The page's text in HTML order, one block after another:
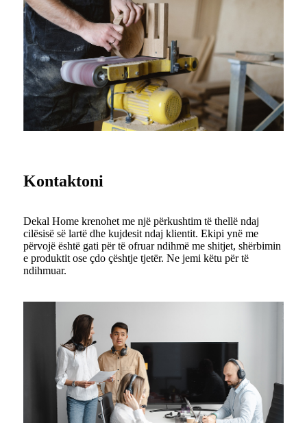
Kontaktoni
Dekal Home krenohet me një përkushtim të thellë ndaj
cilësisë së lartë dhe kujdesit ndaj klientit. Ekipi ynë me
përvojë është gati për të ofruar ndihmë me shitjet, shërbimin
e produktit ose çdo çështje tjetër. Ne jemi këtu për të
ndihmuar.